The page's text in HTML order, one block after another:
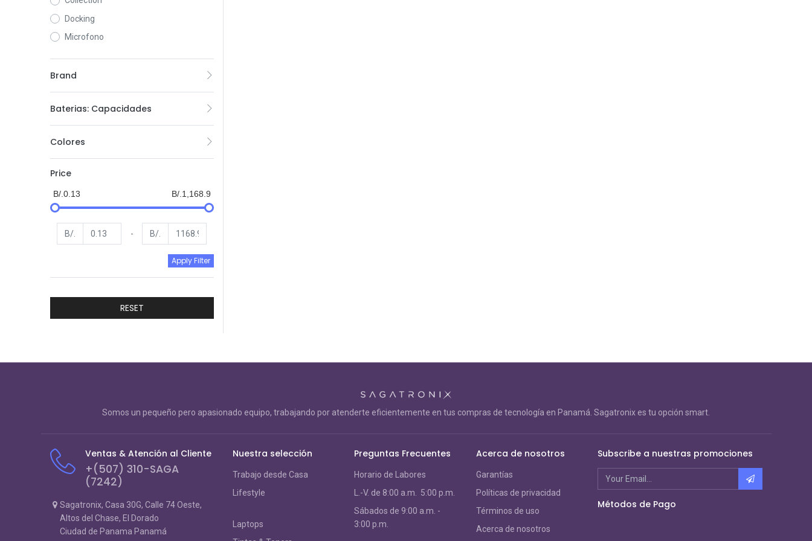
Docking
Microfono
Brand
Baterias: Capacidades
Colores
Price
B/.0.13 B/.1,168.9
B/. - B/.
Apply Filter
RESET
Somos un pequeño pero apasionado equipo, trabajando por atenderte eficientemente en tus compras de tecnología en Panamá. Sagatronix es tu opción smart.
Ventas & Atención al Cliente
+(507) 310-SAGA
(7242)
Sagatronix, Casa 30G, Calle 74 Oeste,
Altos del Chase, El Dorado
Ciudad de Panama Panamá
Nuestra selección
Trabajo desde Casa
Lifestyle
Laptops
Preguntas Frecuentes
Horario de Labores
L.-V. de 8:00 a.m. 5:00 p.m.
Sábados de 9:00 a.m. -
3:00 p.m.
Acerca de nosotros
Garantías
Políticas de privacidad
Términos de uso
Acerca de nosotros
Subscribe a nuestras promociones
Métodos de Pago